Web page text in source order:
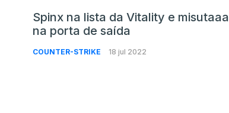
Spinx na lista da Vitality e misutaaa
na porta de saída
COUNTER-STRIKE 18 jul 2022